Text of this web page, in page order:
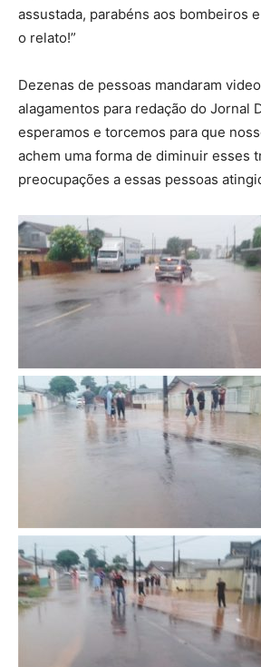
assustada, parabéns aos bombeiros
o relato!”
Dezenas de pessoas mandaram
alagamentos para redação do Jornal
esperamos e torcemos para que
achem uma forma de diminuir esses
preocupações a essas pessoas